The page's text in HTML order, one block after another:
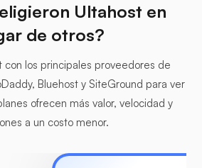
Ultahost en
de otros?
con los principales proveedores de
Bluehost y SiteGround para ver
ofrecen más valor, velocidad y
a un costo menor.